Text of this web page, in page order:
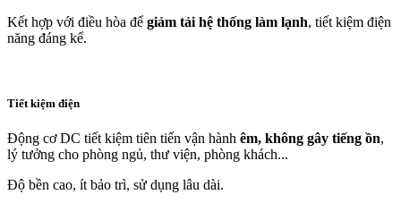
Kết hợp với điều hòa để giảm tải hệ thống làm lạnh, tiết kiệm điện
năng đáng kể.
Tiết kiệm điện
Động cơ DC tiết kiệm tiên tiến vận hành êm, không gây tiếng ồn,
lý tưởng cho phòng ngủ, thư viện, phòng khách...
Độ bền cao, ít bảo trì, sử dụng lâu dài.